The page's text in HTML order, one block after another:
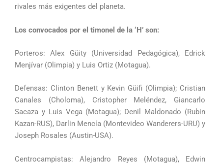
rivales más exigentes del planeta.
Los convocados por el timonel de la ‘H’ son:
Porteros: Alex Güity (Universidad Pedagógica), Edrick
Menjívar (Olimpia) y Luis Ortiz (Motagua).
Defensas: Clinton Benett y Kevin Güifi (Olimpia); Cristian
Canales (Choloma), Cristopher Meléndez, Giancarlo
Sacaza y Luis Vega (Motagua); Denil Maldonado (Rubin
Kazan-RUS), Darlin Mencía (Montevideo Wanderers-URU) y
Joseph Rosales (Austin-USA).
Centrocampistas: Alejandro Reyes (Motagua), Edwin